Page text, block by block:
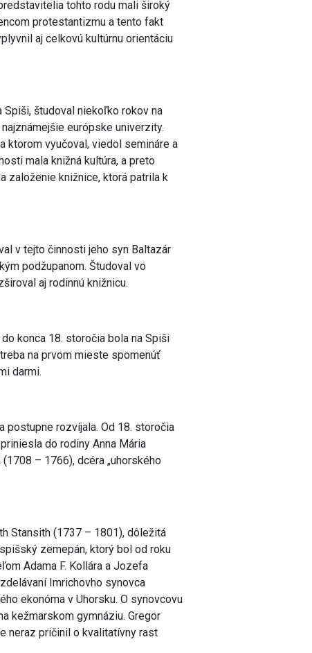
tohto rodu mali široký
protestantizmu a tento fakt
aj celkovú kultúrnu orientáciu
Spiši, študoval niekoľko rokov na
európske univerzity.
ktorom vyučoval, viedol semináre a
mala knižná kultúra, a preto
založenie knižnice, ktorá patrila k
v tejto činnosti jeho syn Baltazár
podžupanom. Študoval vo
aj rodinnú knižnicu.
konca 18. storočia bola na Spiši
na prvom mieste spomenúť
darmi.
postupne rozvíjala. Od 18. storočia
do rodiny Anna Mária
– 1766), dcéra „uhorského
Stansith (1737 – 1801), dôležitá
zemepán, ktorý bol od roku
Adama F. Kollára a Jozefa
Imrichovho synovca
ekonóma v Uhorsku. O synovcovu
kežmarskom gymnáziu. Gregor
neraz pričinil o kvalitatívny rast